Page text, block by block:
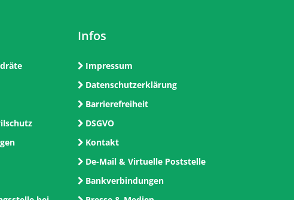
Infos
Impressum
Datenschutzerklärung
Barrierefreiheit
DSGVO
Kontakt
De-Mail & Virtuelle Poststelle
Bankverbindungen